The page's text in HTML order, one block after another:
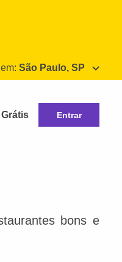
São Paulo, SP
Entrar
bons e